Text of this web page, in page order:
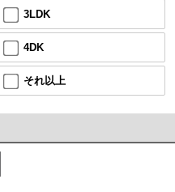
3LDK
4DK
それ以上